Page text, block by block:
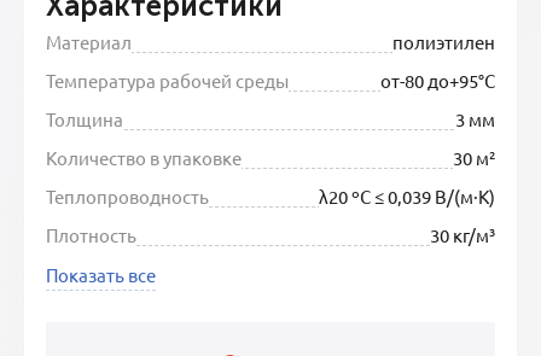
Материал
полиэтилен
Температура рабочей среды
от-80 до+95°С
Толщина
3 мм
Количество в упаковке
30 м²
Теплопроводность
λ20 ºC ≤ 0,039 В/(м·К)
Плотность
30 кг/м³
Показать все